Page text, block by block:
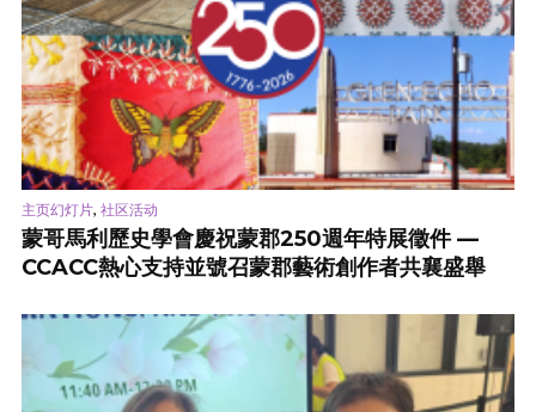
主页幻灯片, 社区活动
蒙哥馬利歷史學會慶祝蒙郡250週年特展徵件 —
CCACC熱心支持並號召蒙郡藝術創作者共襄盛舉